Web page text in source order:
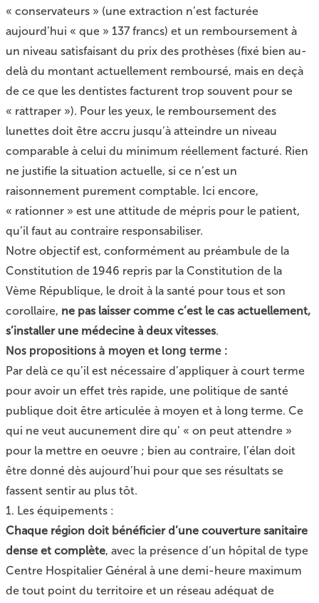
« conservateurs » (une extraction n’est facturée
aujourd’hui « que » 137 francs) et un remboursement à
un niveau satisfaisant du prix des prothèses (fixé bien au-
delà du montant actuellement remboursé, mais en deçà
de ce que les dentistes facturent trop souvent pour se
« rattraper »). Pour les yeux, le remboursement des
lunettes doit être accru jusqu’à atteindre un niveau
comparable à celui du minimum réellement facturé. Rien
ne justifie la situation actuelle, si ce n’est un
raisonnement purement comptable. Ici encore,
« rationner » est une attitude de mépris pour le patient,
qu’il faut au contraire responsabiliser.
Notre objectif est, conformément au préambule de la
Constitution de 1946 repris par la Constitution de la
Vème République, le droit à la santé pour tous et son
corollaire, ne pas laisser comme c’est le cas actuellement,
s’installer une médecine à deux vitesses.
Nos propositions à moyen et long terme :
Par delà ce qu’il est nécessaire d’appliquer à court terme
pour avoir un effet très rapide, une politique de santé
publique doit être articulée à moyen et à long terme. Ce
qui ne veut aucunement dire qu’ « on peut attendre »
pour la mettre en oeuvre ; bien au contraire, l’élan doit
être donné dès aujourd’hui pour que ses résultats se
fassent sentir au plus tôt.
1. Les équipements :
Chaque région doit bénéficier d’une couverture sanitaire
dense et complète, avec la présence d’un hôpital de type
Centre Hospitalier Général à une demi-heure maximum
de tout point du territoire et un réseau adéquat de